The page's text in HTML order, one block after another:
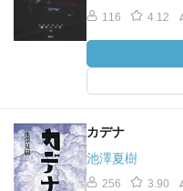
116 4.12
カデナ
池澤夏樹
256 3.90